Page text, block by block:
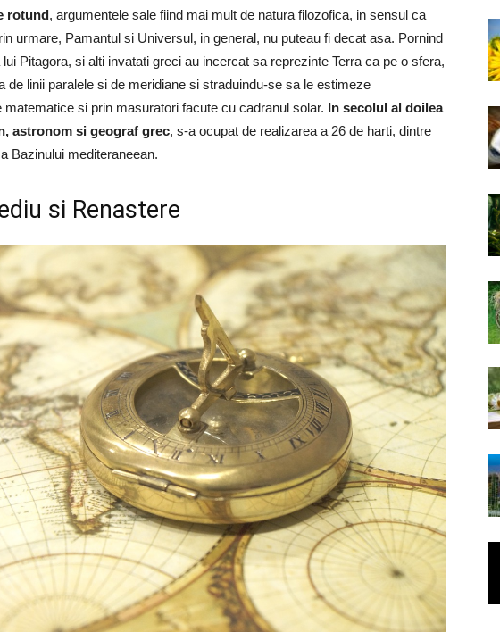
rotund, argumentele sale fiind mai mult de natura filozofica, in sensul ca
urmare, Pamantul si Universul, in general, nu puteau fi decat asa. Pornind
lui Pitagora, si alti invatati greci au incercat sa reprezinte Terra ca pe o sfera,
de linii paralele si de meridiane si straduindu-se sa le estimeze
si prin masuratori facute cu cadranul solar. In secolul al doilea
astronom si geograf grec, s-a ocupat de realizarea a 26 de harti, dintre
Bazinului mediteraneean.
si Renastere